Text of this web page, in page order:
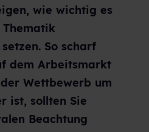
wie wichtig es
So scharf
dem Arbeitsmarkt
Wettbewerb um
ist, sollten Sie
Beachtung